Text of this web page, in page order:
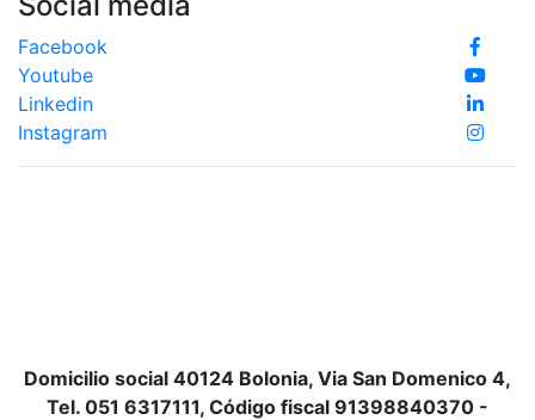
Facebook
Youtube
Linkedin
Instagram
Domicilio social 40124 Bolonia, Via San Domenico 4,
Tel. 051 6317111, Código fiscal 91398840370 -